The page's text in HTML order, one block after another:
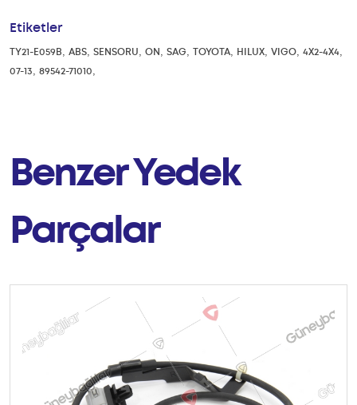
Etiketler
TY21-E059B, ABS, SENSORU, ON, SAG, TOYOTA, HILUX, VIGO, 4X2-4X4,
07-13, 89542-71010,
Benzer Yedek
Parçalar